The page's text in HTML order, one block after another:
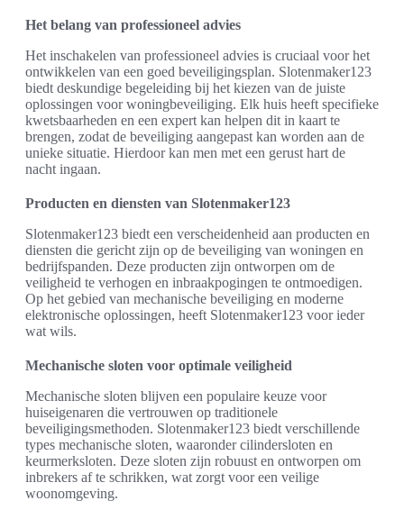
Het belang van professioneel advies
Het inschakelen van professioneel advies is cruciaal voor het
ontwikkelen van een goed beveiligingsplan. Slotenmaker123
biedt deskundige begeleiding bij het kiezen van de juiste
oplossingen voor woningbeveiliging. Elk huis heeft specifieke
kwetsbaarheden en een expert kan helpen dit in kaart te
brengen, zodat de beveiliging aangepast kan worden aan de
unieke situatie. Hierdoor kan men met een gerust hart de
nacht ingaan.
Producten en diensten van Slotenmaker123
Slotenmaker123 biedt een verscheidenheid aan producten en
diensten die gericht zijn op de beveiliging van woningen en
bedrijfspanden. Deze producten zijn ontworpen om de
veiligheid te verhogen en inbraakpogingen te ontmoedigen.
Op het gebied van mechanische beveiliging en moderne
elektronische oplossingen, heeft Slotenmaker123 voor ieder
wat wils.
Mechanische sloten voor optimale veiligheid
Mechanische sloten blijven een populaire keuze voor
huiseigenaren die vertrouwen op traditionele
beveiligingsmethoden. Slotenmaker123 biedt verschillende
types mechanische sloten, waaronder cilindersloten en
keurmerksloten. Deze sloten zijn robuust en ontworpen om
inbrekers af te schrikken, wat zorgt voor een veilige
woonomgeving.